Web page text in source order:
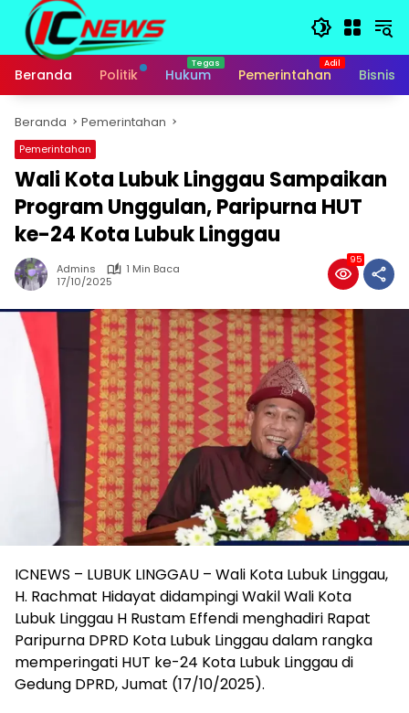
Langsung
konten
Beranda
Politik Hukum Pemerintahan Bisnis
Beranda Pemerintahan
Pemerintahan
Wali Kota Lubuk Linggau Sampaikan
Program Unggulan, Paripurna HUT
ke-24 Kota Lubuk Linggau
Admins
1 Min Baca
17/10/2025
95
ICNEWS – LUBUK LINGGAU – Wali Kota Lubuk Linggau,
H. Rachmat Hidayat didampingi Wakil Wali Kota
Lubuk Linggau H Rustam Effendi menghadiri Rapat
Paripurna DPRD Kota Lubuk Linggau dalam rangka
memperingati HUT ke-24 Kota Lubuk Linggau di
Gedung DPRD, Jumat (17/10/2025).